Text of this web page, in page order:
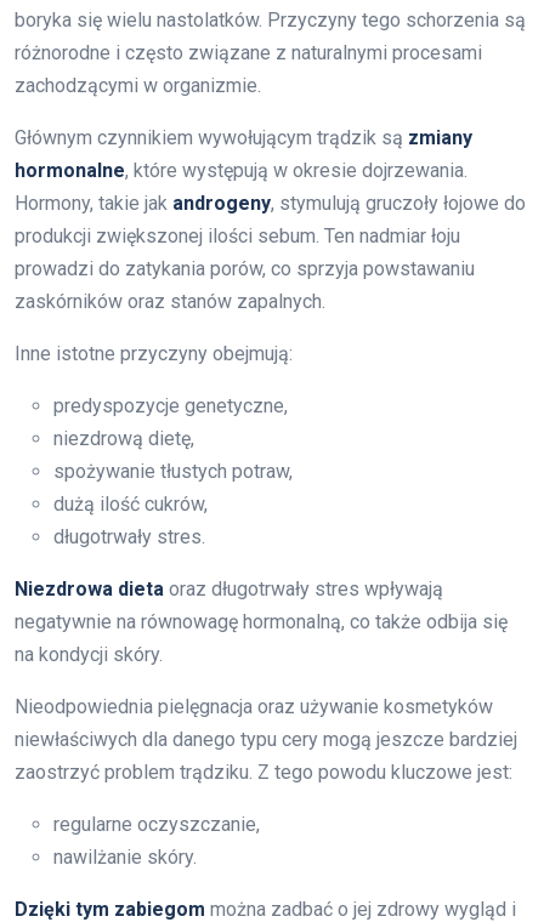
boryka się wielu nastolatków. Przyczyny tego schorzenia są
różnorodne i często związane z naturalnymi procesami
zachodzącymi w organizmie.
Głównym czynnikiem wywołującym trądzik są zmiany
hormonalne, które występują w okresie dojrzewania.
Hormony, takie jak androgeny, stymulują gruczoły łojowe do
produkcji zwiększonej ilości sebum. Ten nadmiar łoju
prowadzi do zatykania porów, co sprzyja powstawaniu
zaskórników oraz stanów zapalnych.
Inne istotne przyczyny obejmują:
predyspozycje genetyczne,
niezdrową dietę,
spożywanie tłustych potraw,
dużą ilość cukrów,
długotrwały stres.
Niezdrowa dieta oraz długotrwały stres wpływają
negatywnie na równowagę hormonalną, co także odbija się
na kondycji skóry.
Nieodpowiednia pielęgnacja oraz używanie kosmetyków
niewłaściwych dla danego typu cery mogą jeszcze bardziej
zaostrzyć problem trądziku. Z tego powodu kluczowe jest:
regularne oczyszczanie,
nawilżanie skóry.
Dzięki tym zabiegom można zadbać o jej zdrowy wygląd i